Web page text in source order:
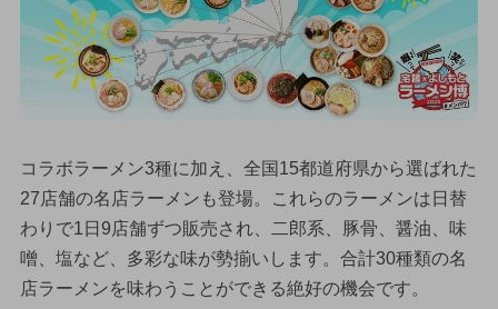
コラボラーメン3種に加え、全国15都道府県から選ばれた
27店舗の名店ラーメンも登場。これらのラーメンは日替
わりで1日9店舗ずつ販売され、二郎系、豚骨、醤油、味
噌、塩など、多彩な味が勢揃いします。合計30種類の名
店ラーメンを味わうことができる絶好の機会です。